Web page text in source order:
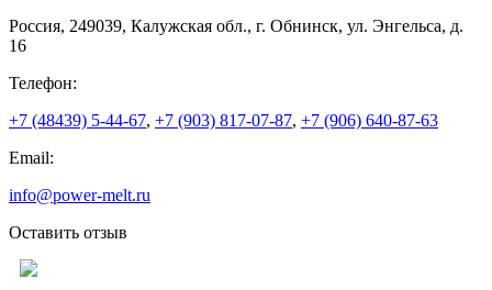
Россия, 249039, Калужская обл., г. Обнинск, ул. Энгельса, д.
16
Телефон:
+7 (48439) 5-44-67, +7 (903) 817-07-87, +7 (906) 640-87-63
Email:
info@power-melt.ru
Оставить отзыв